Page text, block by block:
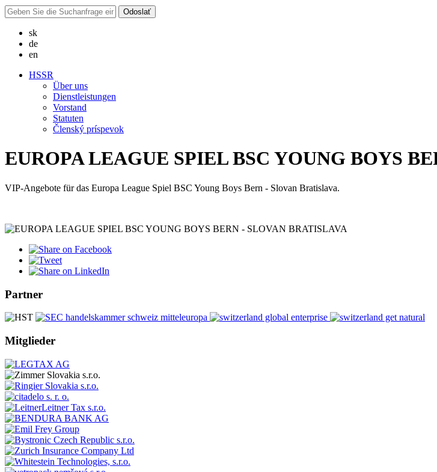
sk
de
en
HSSR
Über uns
Dienstleistungen
Vorstand
Statuten
Členský príspevok
EUROPA LEAGUE SPIEL BSC YOUNG BOYS
VIP-Angebote für das Europa League Spiel BSC Young Boys Bern - Slovan Bratislava.
Partner
Mitglieder